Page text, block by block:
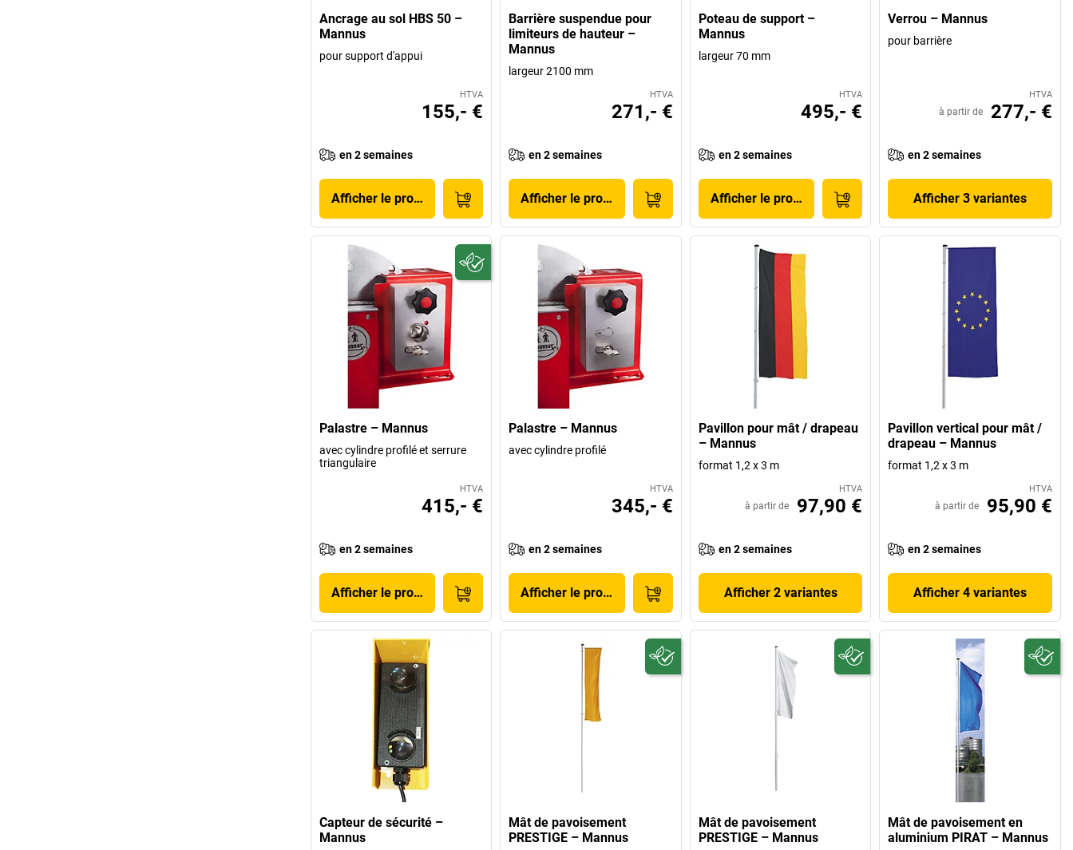
Ancrage au sol HBS 50 –
Mannus
pour support d'appui
HTVA
155,- €
en 2 semaines
Afficher le produit
Barrière suspendue pour
limiteurs de hauteur –
Mannus
largeur 2100 mm
HTVA
271,- €
en 2 semaines
Afficher le produit
Poteau de support –
Mannus
largeur 70 mm
HTVA
495,- €
en 2 semaines
Afficher le produit
Verrou – Mannus
pour barrière
HTVA
à partir de 277,- €
en 2 semaines
Afficher 3 variantes
Palastre – Mannus
avec cylindre profilé et serrure
triangulaire
HTVA
415,- €
en 2 semaines
Afficher le produit
Palastre – Mannus
avec cylindre profilé
HTVA
345,- €
en 2 semaines
Afficher le produit
Pavillon pour mât / drapeau
– Mannus
format 1,2 x 3 m
HTVA
à partir de 97,90 €
en 2 semaines
Afficher 2 variantes
Pavillon vertical pour mât /
drapeau – Mannus
format 1,2 x 3 m
HTVA
à partir de 95,90 €
en 2 semaines
Afficher 4 variantes
Capteur de sécurité –
Mannus
Mât de pavoisement
PRESTIGE – Mannus
Mât de pavoisement
PRESTIGE – Mannus
Mât de pavoisement en
aluminium PIRAT – Mannus